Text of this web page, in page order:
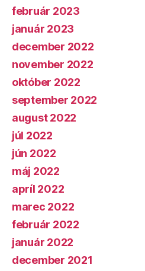
február 2023
január 2023
december 2022
november 2022
október 2022
september 2022
august 2022
júl 2022
jún 2022
máj 2022
apríl 2022
marec 2022
február 2022
január 2022
december 2021